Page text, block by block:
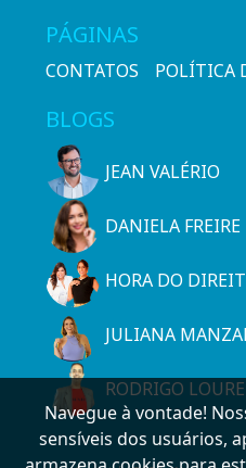
PÁGINAS
CONTATOS POLÍTICA
BLOGS
JEAN VALÉRIO
DANIELA FREIRE
HORA DO
JULIANA
RODRIGO
Navegue à vontade!
sensíveis dos usuários,